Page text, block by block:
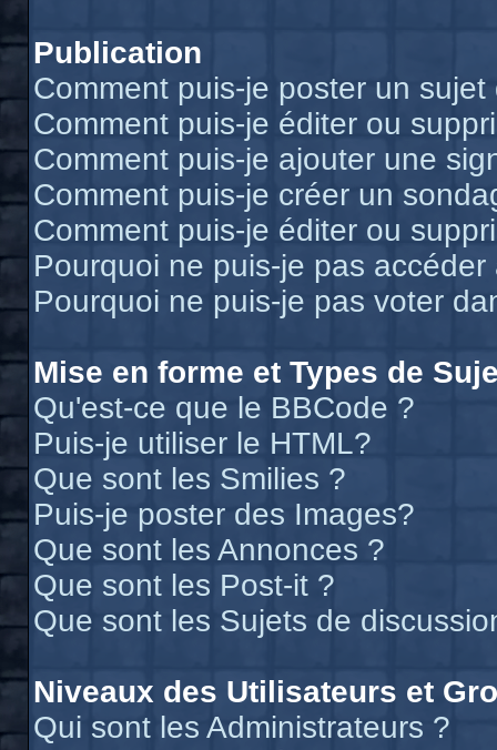
Publication
Comment puis-je poster un
Comment puis-je éditer ou
Comment puis-je ajouter une
Comment puis-je créer un
Comment puis-je éditer ou
Pourquoi ne puis-je pas accéder
Pourquoi ne puis-je pas voter
Mise en forme et Types de
Qu'est-ce que le BBCode ?
Puis-je utiliser le HTML?
Que sont les Smilies ?
Puis-je poster des Images?
Que sont les Annonces ?
Que sont les Post-it ?
Que sont les Sujets de
Niveaux des Utilisateurs et
Qui sont les Administrateurs ?